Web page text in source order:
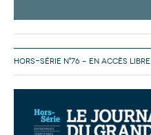
HORS-SÉRIE N°76 – EN ACCÈS LIBRE